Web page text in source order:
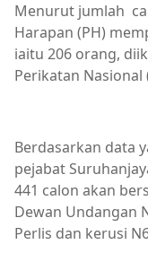
Menurut jumlah
Harapan (PH)
iaitu 206 orang,
Perikatan Nasional
Berdasarkan data
pejabat
441 calon akan
Dewan Undangan
Perlis dan kerusi